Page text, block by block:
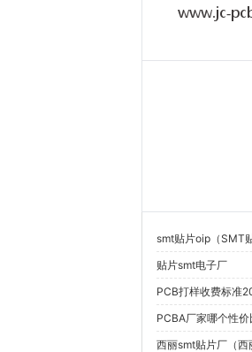
www.jc-
贴片smt电子厂
PCB打样收费标准
PCBA厂家哪个性价